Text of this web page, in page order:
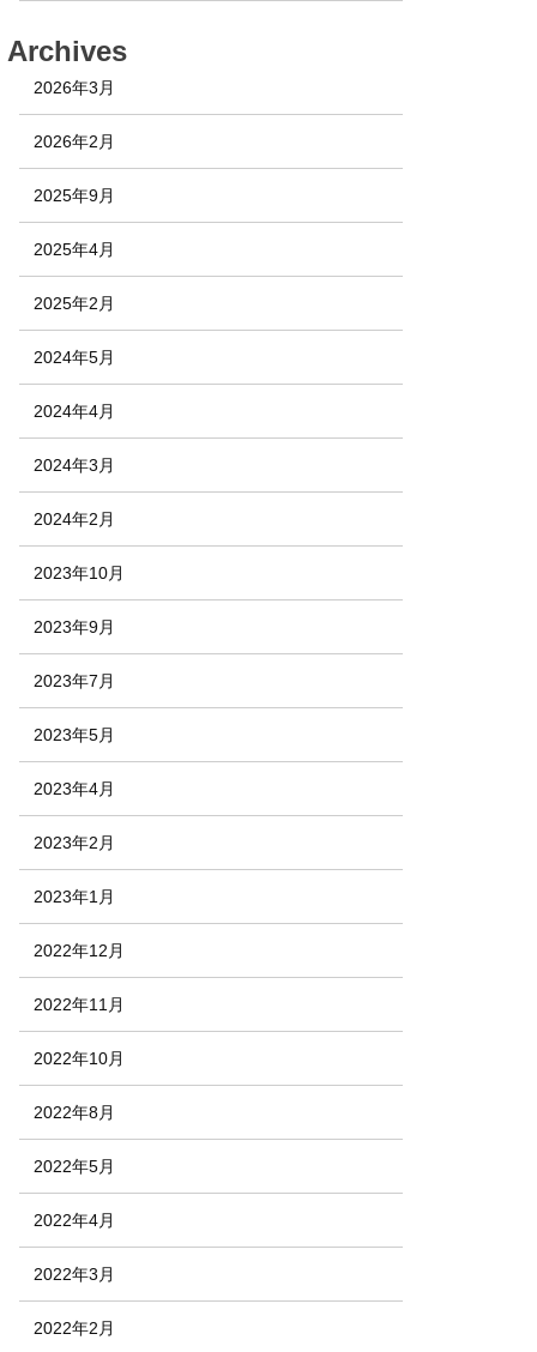
Archives
2026年3月
2026年2月
2025年9月
2025年4月
2025年2月
2024年5月
2024年4月
2024年3月
2024年2月
2023年10月
2023年9月
2023年7月
2023年5月
2023年4月
2023年2月
2023年1月
2022年12月
2022年11月
2022年10月
2022年8月
2022年5月
2022年4月
2022年3月
2022年2月